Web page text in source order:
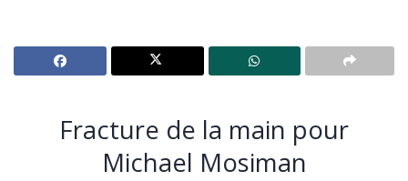
Fracture de la main pour
Michael Mosiman